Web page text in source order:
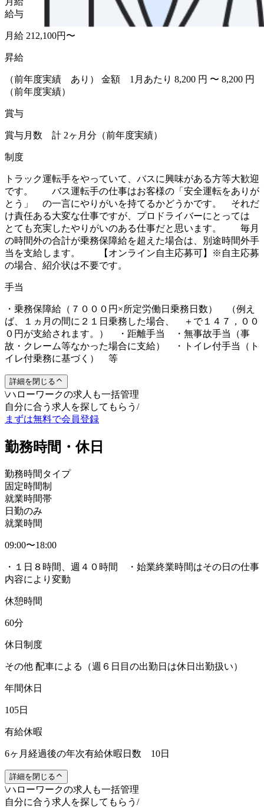
給与
月給 212,100円〜
昇給
（前年度実績 あり） 金額 1月あたり 8,200 円 〜 8,200 円
（前年度実績）
賞与
賞与月数 計 2ヶ月分（前年度実績）
制度
トラック運転手をやっていて、バスに興味がある方等大歓迎
です。 バス運転手の仕事はお客様の「安全運転をありが
とう」 の一言にやりがいを持てるかどうかです。 それだ
け責任ある大変な仕事ですが、プロドライバーにとっては
とても充実したやりがいのある仕事だと思います。 毎月
の時間外の合計が乗務保障給を超えた場合は、別途時間外手
当を支給します。 【オンライン自主応募可】※自主応募
の場合、紹介状は不要です。
手当
・乗務保障給（７０００円×所定労働日乗務日数） （例え
ば、１ヵ月の間に２１日乗務した場合、 ＋で１４７，００
０円が支給されます。） ・距離手当 ・無事故手当（事
故・クレーム等なかった場合に支給） ・トイレ付手当（ト
イレ付乗務に基づく） 等
詳細を閉じる
\ハローワークの求人も一括管理
自分に合う求人を探してもらう /
まずは無料で会員登録
勤務時間・休日
勤務時間タイプ
固定時間制
就業時間帯
日勤のみ
就業時間
09:00〜18:00
・１日８時間、週４０時間 ・始業終業時間はその日の仕事
内容により変動
休憩時間
60分
休日制度
その他 配車による（週６日目の出勤日は休日出勤扱い）
年間休日
105日
有給休暇
6ヶ月経過後の年次有給休暇日数 10日
詳細を閉じる
\ハローワークの求人も一括管理
自分に合う求人を探してもらう /